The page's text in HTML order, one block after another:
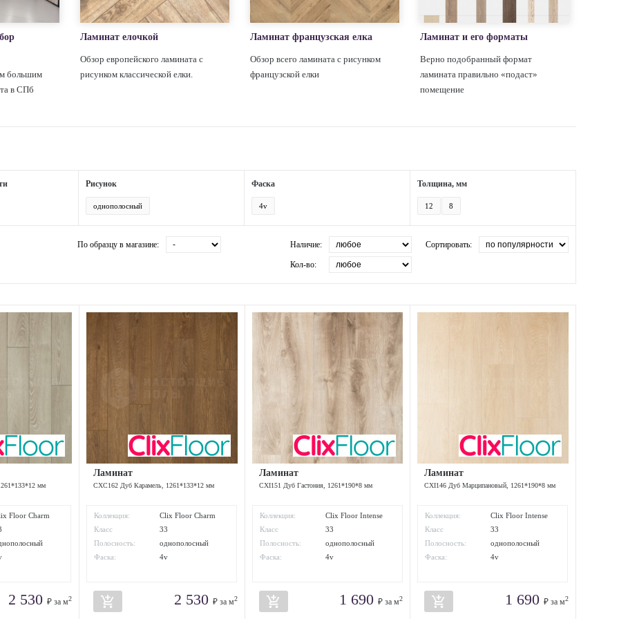
большим
в СПб
Ламинат елочкой
Обзор европейского ламината с
рисунком классической елки.
Ламинат французская елка
Обзор всего ламината с рисунком
французской елки
Ламинат и его форматы
Верно подобранный формат
ламината правильно «подаст»
помещение
Рисунок
однополосный
Фаска
4v
Толщина, мм
12 8
По образцу в магазине: Наличие:
Кол-во:
Сортировать:
мм
Floor Charm
2 530 ₽ за м2
Ламинат
CXC162 Дуб Карамель, 1261*133*12 мм
Коллекция:
Clix Floor Charm
Класс
износостойкости:
33
Полосность:
однополосный
Фаска:
4v
add_shopping_cart 2 530 ₽ за м2
Ламинат
CXI151 Дуб Гастония, 1261*190*8 мм
Коллекция:
Clix Floor Intense
Класс
износостойкости:
33
Полосность:
однополосный
Фаска:
4v
add_shopping_cart 1 690₽ за м2
Ламинат
CXI146 Дуб Марципановый, 1261*190*8 мм
Коллекция:
Clix Floor Intense
Класс
износостойкости:
33
Полосность:
однополосный
Фаска:
4v
add_shopping_cart 1 690 ₽ за м2